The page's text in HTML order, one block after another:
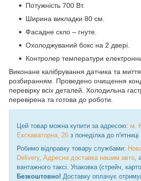
Потужність 700 Вт.
Ширина викладки 80 см.
Фасадне скло – гнуте.
Охолоджуваний бокс на 2 двері.
Контролер температури
Виконане калібрування датчика та
розбиранням. Проведено очищення
перевірку всіх деталей. Холодильна
перевірена та готова до роботи.
Цей товар можна купити за адресою: м.
Екскаваторна, 26 з понеділка до
Робимо відправку товару службами:
Delivery, Адресна доставка нашим авто
вантажного таксі. Упаковка (стрейч,
Безкоштовно! Доставку оплачує